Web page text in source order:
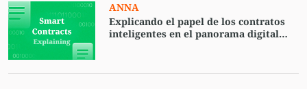
ANNA
Explicando el papel de los contratos
inteligentes en el panorama digital